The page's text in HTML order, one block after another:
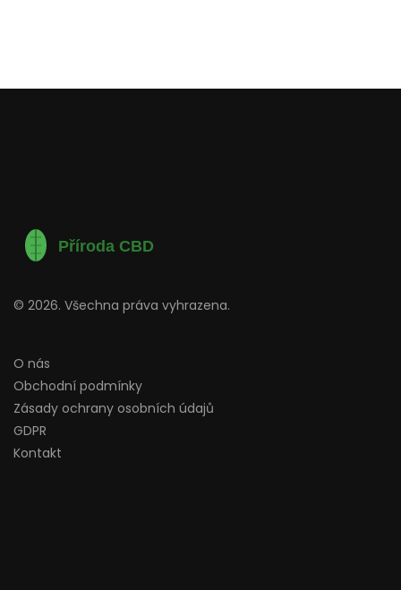
© 2026. Všechna práva vyhrazena.
O nás
Obchodní podmínky
Zásady ochrany osobních údajů
GDPR
Kontakt